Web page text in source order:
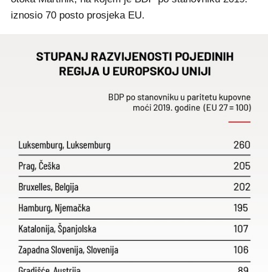
iznosio 70 posto prosjeka EU.